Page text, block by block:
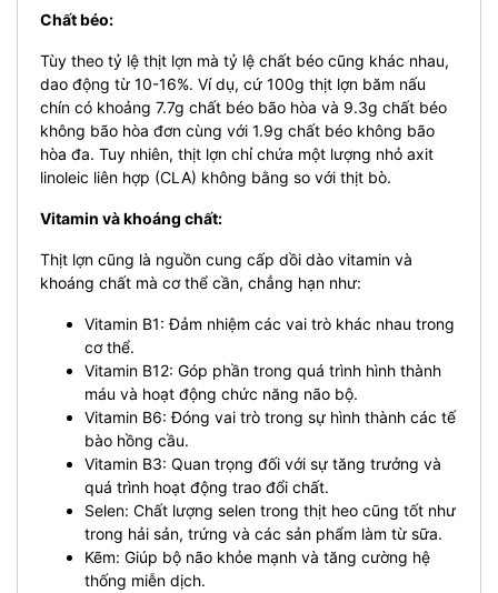
Chất béo:
Tùy theo tỷ lệ thịt lợn mà tỷ lệ chất béo cũng khác nhau,
dao động từ 10-16%. Ví dụ, cứ 100g thịt lợn băm nấu
chín có khoảng 7.7g chất béo bão hòa và 9.3g chất béo
không bão hòa đơn cùng với 1.9g chất béo không bão
hòa đa. Tuy nhiên, thịt lợn chỉ chứa một lượng nhỏ axit
linoleic liên hợp (CLA) không bằng so với thịt bò.
Vitamin và khoáng chất:
Thịt lợn cũng là nguồn cung cấp dồi dào vitamin và
khoáng chất mà cơ thể cần, chẳng hạn như:
Vitamin B1: Đảm nhiệm các vai trò khác nhau trong
cơ thể.
Vitamin B12: Góp phần trong quá trình hình thành
máu và hoạt động chức năng não bộ.
Vitamin B6: Đóng vai trò trong sự hình thành các tế
bào hồng cầu.
Vitamin B3: Quan trọng đối với sự tăng trưởng và
quá trình hoạt động trao đổi chất.
Selen: Chất lượng selen trong thịt heo cũng tốt như
trong hải sản, trứng và các sản phẩm làm từ sữa.
Kẽm: Giúp bộ não khỏe mạnh và tăng cường hệ
thống miễn dịch.